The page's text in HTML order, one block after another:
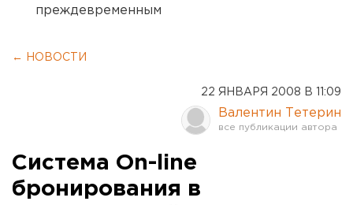
преждевременным
← НОВОСТИ
22 ЯНВАРЯ 2008 В 11:09
Валентин Тетерин
Система On-line
бронирования в